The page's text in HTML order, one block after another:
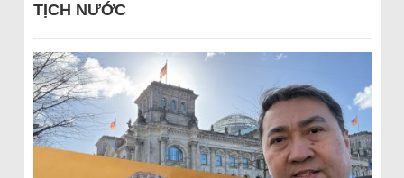
TỊCH NƯỚC